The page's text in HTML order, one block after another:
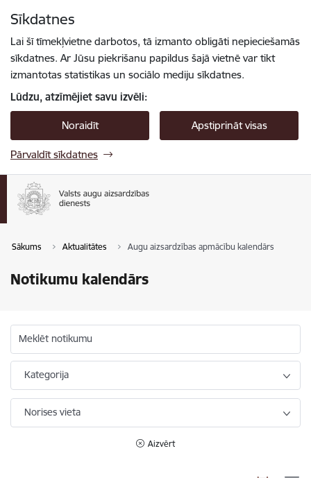
Sīkdatnes
Lai šī tīmekļvietne darbotos, tā izmanto obligāti nepieciešamās
sīkdatnes. Ar Jūsu piekrišanu papildus šajā vietnē var tikt
izmantotas statistikas un sociālo mediju sīkdatnes.
Lūdzu, atzīmējiet savu izvēli:
Noraidīt Apstiprināt visas
Pārvaldīt sīkdatnes
Sākums Aktualitātes Augu aizsardzības apmācību kalendārs
Notikumu kalendārs
Meklēt notikumu
Kategorija
Norises vieta
Aizvērt